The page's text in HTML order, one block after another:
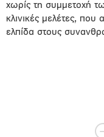
χωρίς τη συμμετοχή
κλινικές μελέτες, που
ελπίδα στους